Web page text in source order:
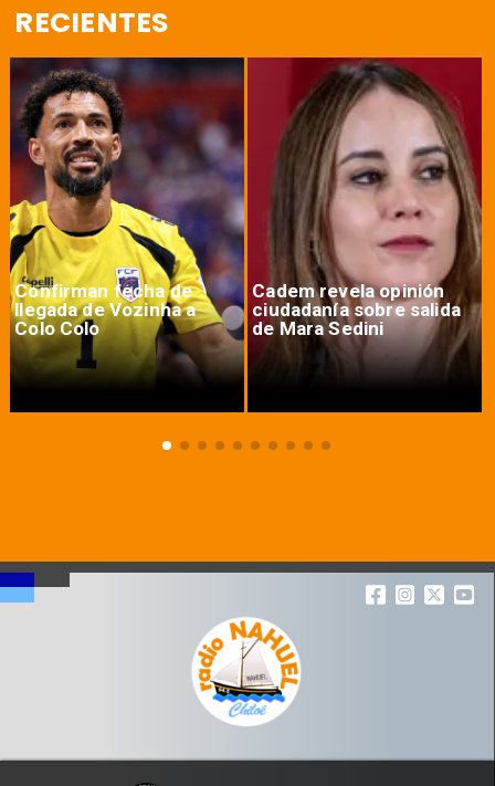
RECIENTES
Confirman fecha de
llegada de Vozinha a
Colo Colo
Cadem revela opinión
ciudadanía sobre salida
de Mara Sedini